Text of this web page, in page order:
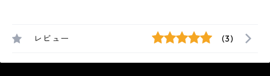
レビュー (3)